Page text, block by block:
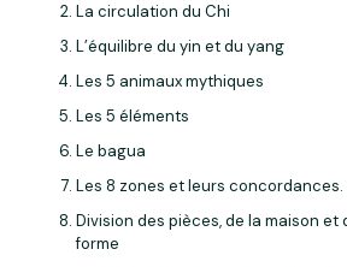
La circulation du Chi
L’équilibre du yin et du yang
Les 5 animaux mythiques
Les 5 éléments
Le bagua
Les 8 zones et leurs concordances.
Division des pièces, de la maison et
forme